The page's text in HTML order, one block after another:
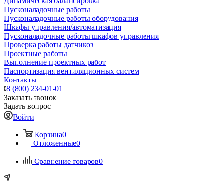
Пусконаладочные работы
Пусконаладочные работы оборудования
Шкафы управления/автоматизация
Пусконаладочные работы шкафов управления
Проверка работы датчиков
Проектные работы
Выполнение проектных работ
Паспортизация вентиляционных систем
Контакты
8 (800) 234-01-01
Заказать звонок
Задать вопрос
Войти
Корзина0
Отложенные0
Сравнение товаров0